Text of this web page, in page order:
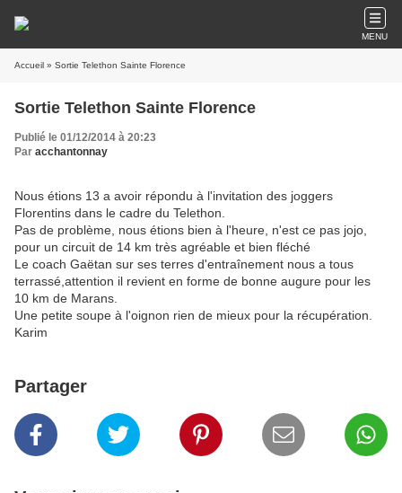
MENU
Accueil » Sortie Telethon Sainte Florence
Sortie Telethon Sainte Florence
Publié le 01/12/2014 à 20:23
Par acchantonnay
Nous étions 13 a avoir répondu à l'invitation des joggers
Florentins dans le cadre du Telethon.
Pas de problème, nous étions bien à l'heure, n'est ce pas jojo,
pour un circuit de 14 km très agréable et bien fléché
Le coach Gaëtan sur ses terres d'entraînement nous a tous
terrassé,attention il revient en forme de bonne augure pour les
10 km de Marans.
Une petite soupe à l'oignon rien de mieux pour la récupération.
Karim
Partager